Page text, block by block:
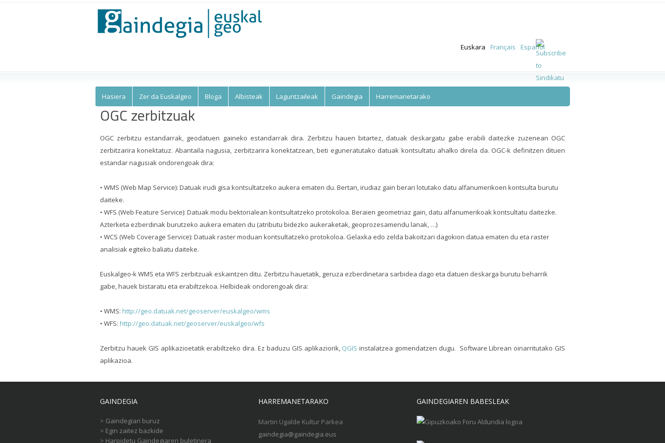
Euskalgeo
Euskara Français Español
Hasiera Zer da Euskalgeo Bloga Albisteak Laguntzaileak Gaindegia Harremanetarako
OGC zerbitzuak
OGC zerbitzu estandarrak, geodatuen gaineko estandarrak dira. Zerbitzu hauen bitartez, datuak deskargatu gabe erabili daitezke zuzenean OGC
zerbitzarira konektatuz. Abantaila nagusia, zerbitzarira konektatzean, beti eguneratutako datuak kontsultatu ahalko direla da. OGC-k definitzen dituen
estandar nagusiak ondorengoak dira:
• WMS (Web Map Service): Datuak irudi gisa kontsultatzeko aukera ematen du. Bertan, irudiaz gain berari lotutako datu alfanumerikoen kontsulta burutu
daiteke.
• WFS (Web Feature Service): Datuak modu bektorialean kontsultatzeko protokoloa. Beraien geometriaz gain, datu alfanumerikoak kontsultatu daitezke.
Azterketa ezberdinak burutzeko aukera ematen du (atributu bidezko aukeraketak, geoprozesamendu lanak, …)
• WCS (Web Coverage Service): Datuak raster moduan kontsultatzeko protokoloa. Gelaxka edo zelda bakoitzari dagokion datua ematen du eta raster
analisiak egiteko baliatu daiteke.
Euskalgeo-k WMS eta WFS zerbitzuak eskaintzen ditu. Zerbitzu hauetatik, geruza ezberdinetara sarbidea dago eta datuen deskarga burutu beharrik
gabe, hauek bistaratu eta erabiltzekoa. Helbideak ondorengoak dira:
• WMS: http://geo.datuak.net/geoserver/euskalgeo/wms
• WFS: http://geo.datuak.net/geoserver/euskalgeo/wfs
Zerbitzu hauek GIS aplikazioetatik erabiltzeko dira. Ez baduzu GIS aplikaziorik, QGIS instalatzea gomendatzen dugu. Software Librean oinarritutako GIS
aplikazioa.
GAINDEGIA
> Gaindegiari buruz
> Egin zaitez bazkide
> Harpidetu Gaindegiaren buletinera
HARREMANETARAKO
Martin Ugalde Kultur Parkea
gaindegia@gaindegia.eus
GAINDEGIAREN BABESLEAK